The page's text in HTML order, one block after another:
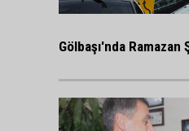
Gölbaşı'nda